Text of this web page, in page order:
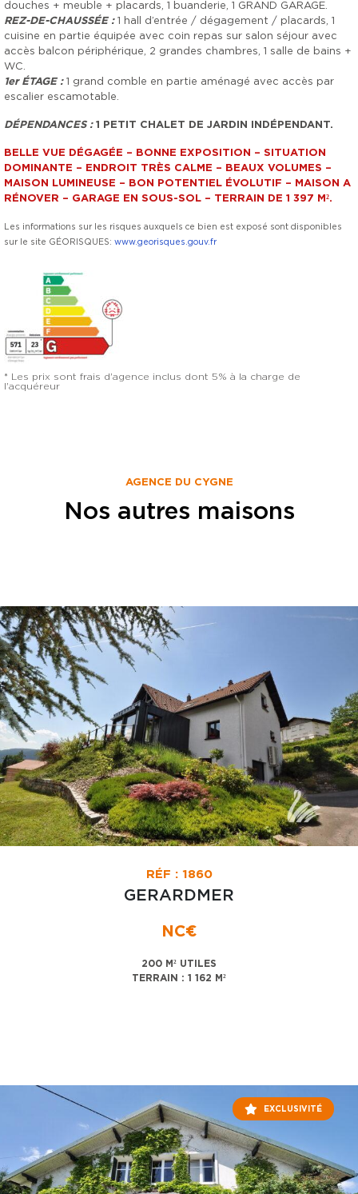
douches + meuble + placards, 1 buanderie, 1 GRAND GARAGE.
REZ-DE-CHAUSSÉE : 1 hall d’entrée / dégagement / placards, 1
cuisine en partie équipée avec coin repas sur salon séjour avec
accès balcon périphérique, 2 grandes chambres, 1 salle de bains +
WC.
1er ÉTAGE : 1 grand comble en partie aménagé avec accès par
escalier escamotable.
DÉPENDANCES :1 PETIT CHALET DE JARDIN INDÉPENDANT.
BELLE VUE DÉGAGÉE – BONNE EXPOSITION – SITUATION
DOMINANTE – ENDROIT TRÈS CALME – BEAUX VOLUMES –
MAISON LUMINEUSE – BON POTENTIEL ÉVOLUTIF – MAISON A
RÉNOVER – GARAGE EN SOUS-SOL – TERRAIN DE 1 397 M².
Les informations sur les risques auxquels ce bien est exposé sont disponibles
sur le site GÉORISQUES: www.georisques.gouv.fr
* Les prix sont frais d'agence inclus dont 5% à la charge de
l'acquéreur
AGENCE DU CYGNE
Nos autres maisons
RÉF : 1860
GERARDMER
NC€
200 M² UTILES
TERRAIN : 1 162 M²
EXCLUSIVITÉ